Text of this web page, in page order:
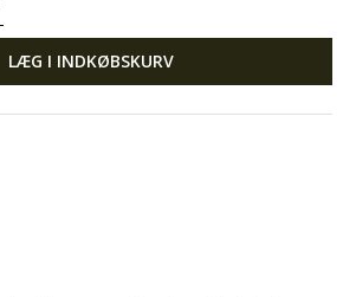
LÆG I INDKØBSKURV